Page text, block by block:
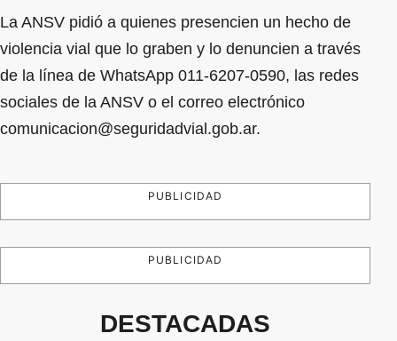
La ANSV pidió a quienes presencien un hecho de
violencia vial que lo graben y lo denuncien a través
de la línea de WhatsApp 011-6207-0590, las redes
sociales de la ANSV o el correo electrónico
comunicacion@seguridadvial.gob.ar.
PUBLICIDAD
PUBLICIDAD
DESTACADAS